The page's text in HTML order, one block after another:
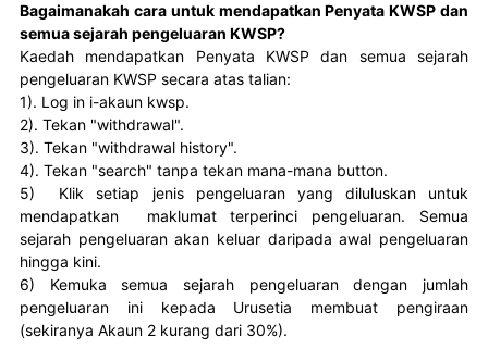
Bagaimanakah cara untuk mendapatkan Penyata KWSP dan
semua sejarah pengeluaran KWSP?
Kaedah mendapatkan Penyata KWSP dan semua sejarah
pengeluaran KWSP secara atas talian:
1). Log in i-akaun kwsp.
2). Tekan "withdrawal".
3). Tekan "withdrawal history".
4). Tekan "search" tanpa tekan mana-mana button.
5)  Klik setiap jenis pengeluaran yang diluluskan untuk
mendapatkan  maklumat terperinci pengeluaran. Semua
sejarah pengeluaran akan keluar daripada awal pengeluaran
hingga kini.
6) Kemuka semua sejarah pengeluaran dengan jumlah
pengeluaran ini kepada Urusetia membuat pengiraan
(sekiranya Akaun 2 kurang dari 30%).